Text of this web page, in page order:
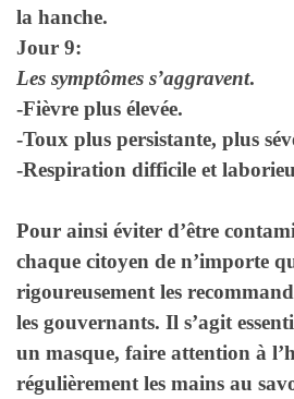
la hanche.
Jour 9:
Les symptômes s’aggravent.
-Fièvre plus élevée.
-Toux plus persistante, plus
-Respiration difficile et
Pour ainsi éviter d’être
chaque citoyen de n’importe
rigoureusement les
les gouvernants. Il s’agit
un masque, faire attention à
régulièrement les mains au